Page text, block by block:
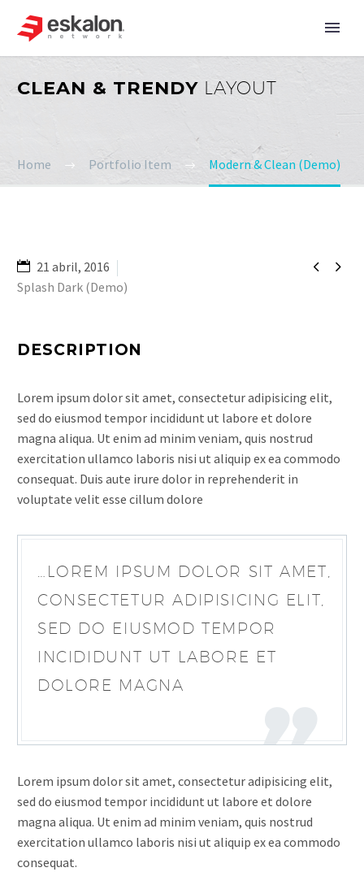
CLEAN & TRENDY LAYOUT
Home Portfolio Item Modern & Clean (Demo)
 
21 abril, 2016
Splash Dark (Demo)
DESCRIPTION
Lorem ipsum dolor sit amet, consectetur adipisicing elit,
sed do eiusmod tempor incididunt ut labore et dolore
magna aliqua. Ut enim ad minim veniam, quis nostrud
exercitation ullamco laboris nisi ut aliquip ex ea commodo
consequat. Duis aute irure dolor in reprehenderit in
voluptate velit esse cillum dolore
…LOREM IPSUM DOLOR SIT AMET,
CONSECTETUR ADIPISICING ELIT,
SED DO EIUSMOD TEMPOR
INCIDIDUNT UT LABORE ET
DOLORE MAGNA
Lorem ipsum dolor sit amet, consectetur adipisicing elit,
sed do eiusmod tempor incididunt ut labore et dolore
magna aliqua. Ut enim ad minim veniam, quis nostrud
exercitation ullamco laboris nisi ut aliquip ex ea commodo
consequat.